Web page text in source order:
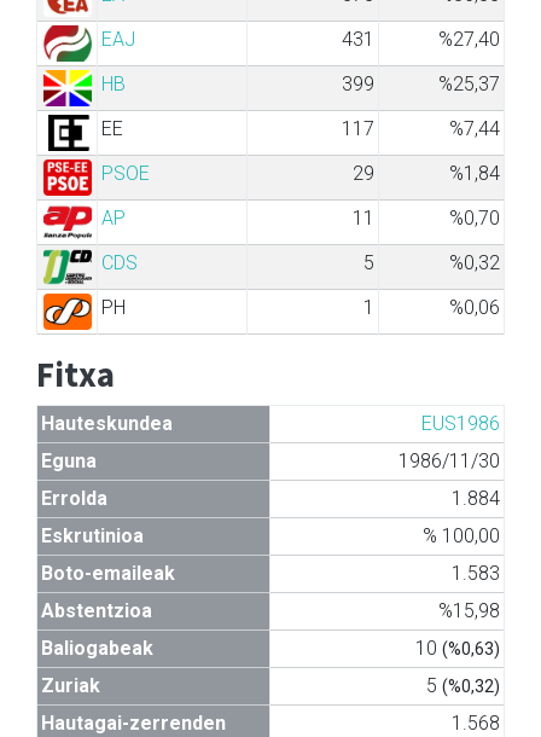
EAJ
431
%27,40
HB
399
%25,37
EE
117
%7,44
PSOE
29
%1,84
AP
11
%0,70
CDS
5
%0,32
PH
1 %0,06
Fitxa
Hauteskundea
EUS1986
Eguna
1986/11/30
Errolda
1.884
Eskrutinioa
% 100,00
Boto-emaileak
1.583
Abstentzioa
%15,98
Baliogabeak
10 (%0,63)
Zuriak 5 (%0,32)
Hautagai-zerrenden
1.568